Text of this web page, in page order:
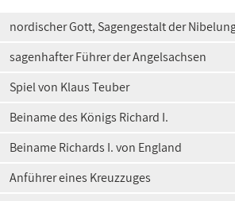
nordischer Gott, Sagengestalt der
sagenhafter Führer der Angelsachsen
Spiel von Klaus Teuber
Beiname des Königs Richard I.
Beiname Richards I. von England
Anführer eines Kreuzzuges